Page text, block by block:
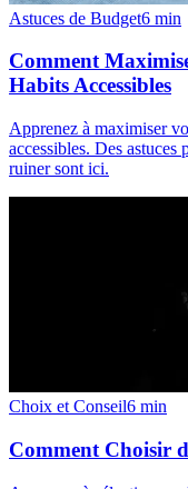
Astuces de Budget6 min
Comment
Habits Accessibles
Apprenez à maximiser
accessibles. Des
ruiner sont ici.
Choix et Conseil6 min
Comment Choisir